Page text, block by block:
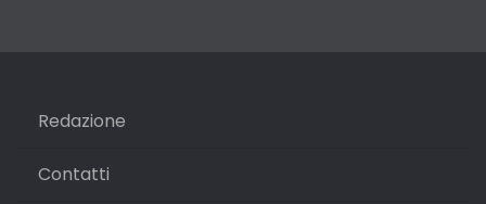
Redazione
Contatti